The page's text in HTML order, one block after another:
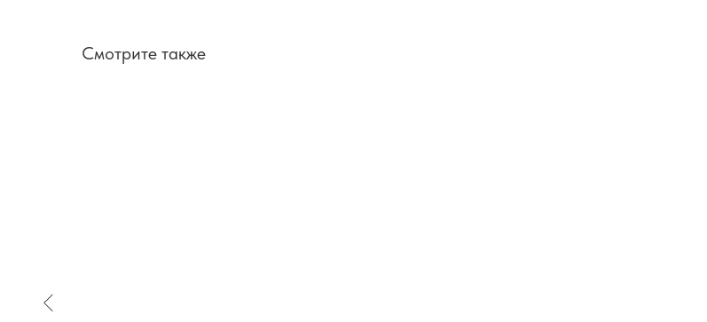
Смотрите также